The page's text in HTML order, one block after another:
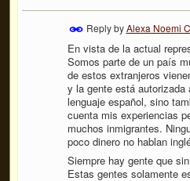
Reply byAlexa Noemi
En vista de la actual
Somos parte de un país
de estos extranjeros
y la gente está
lenguaje español, sino
cuenta mis experiencias
muchos inmigrantes.
poco dinero no hablan
Siempre hay gente que
Estas gentes solamente